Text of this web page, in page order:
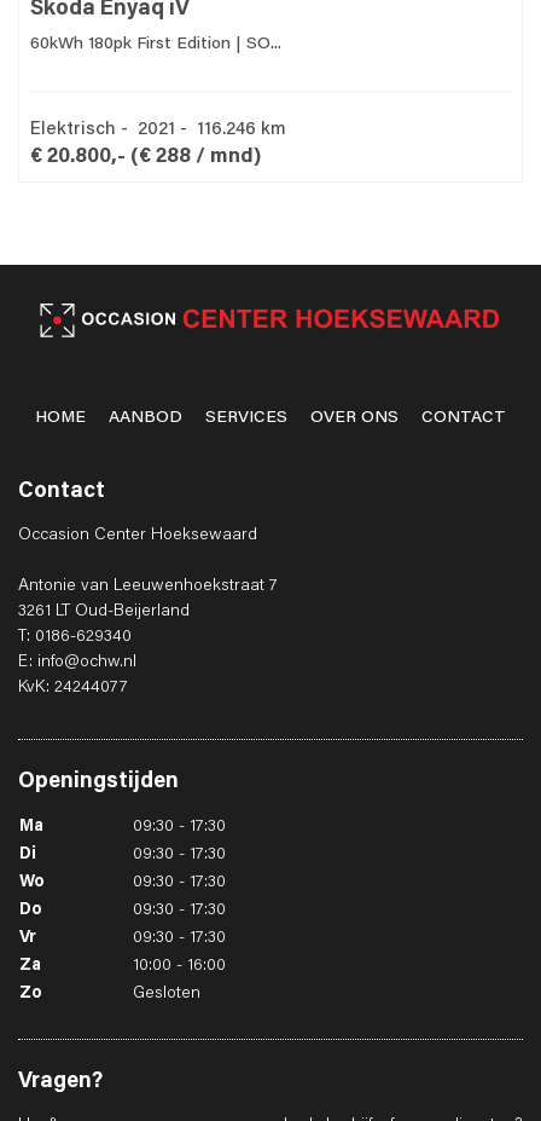
Škoda Enyaq iV
60kWh 180pk First Edition | SO...
Elektrisch - 2021 - 116.246 km
€ 20.800,- (€ 288 / mnd)
HOME AANBOD SERVICES OVER ONS CONTACT
Contact
Occasion Center Hoeksewaard
Antonie van Leeuwenhoekstraat 7
3261 LT Oud-Beijerland
T: 0186-629340
E: info@ochw.nl
KvK: 24244077
Openingstijden
Ma
09:30 - 17:30
Di
09:30 - 17:30
Wo
09:30 - 17:30
Do
09:30 - 17:30
Vr
09:30 - 17:30
Za
10:00 - 16:00
Zo
Gesloten
Vragen?